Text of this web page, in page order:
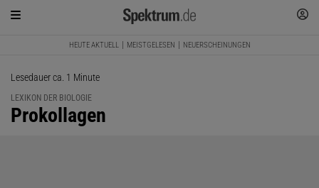
HEUTE AKTUELL MEISTGELESEN NEUERSCHEINUNGEN
Lesedauer ca. 1 Minute
LEXIKON DER BIOLOGIE
:
Prokollagen